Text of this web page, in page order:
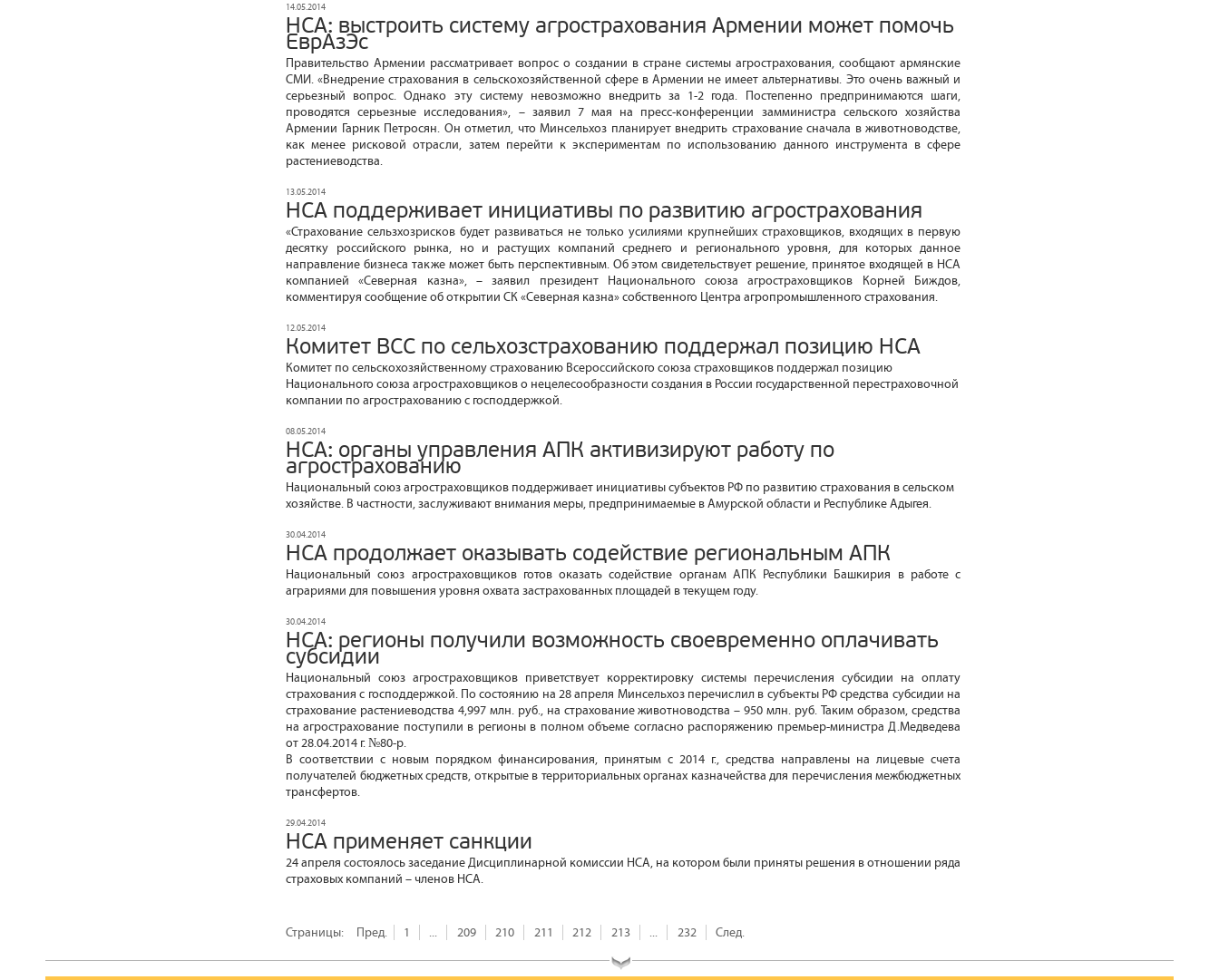
14.05.2014
НСА: выстроить систему агрострахования Армении может помочь
ЕврАзЭс
Правительство Армении рассматривает вопрос о создании в стране системы агрострахования, сообщают армянские
СМИ. «Внедрение страхования в сельскохозяйственной сфере в Армении не имеет альтернативы. Это очень важный и
серьезный вопрос. Однако эту систему невозможно внедрить за 1-2 года. Постепенно предпринимаются шаги,
проводятся серьезные исследования», – заявил 7 мая на пресс-конференции замминистра сельского хозяйства
Армении Гарник Петросян. Он отметил, что Минсельхоз планирует внедрить страхование сначала в животноводстве,
как менее рисковой отрасли, затем перейти к экспериментам по использованию данного инструмента в сфере
растениеводства.
13.05.2014
НСА поддерживает инициативы по развитию агрострахования
«Страхование сельзхозрисков будет развиваться не только усилиями крупнейших страховщиков, входящих в первую
десятку российского рынка, но и растущих компаний среднего и регионального уровня, для которых данное
направление бизнеса также может быть перспективным. Об этом свидетельствует решение, принятое входящей в НСА
компанией «Северная казна», – заявил президент Национального союза агростраховщиков Корней Биждов,
комментируя сообщение об открытии СК «Северная казна» собственного Центра агропромышленного страхования.
12.05.2014
Комитет ВСС по сельхозстрахованию поддержал позицию НСА
Комитет по сельскохозяйственному страхованию Всероссийского союза страховщиков поддержал позицию
Национального союза агростраховщиков о нецелесообразности создания в России государственной перестраховочной
компании по агрострахованию с господдержкой.
08.05.2014
НСА: органы управления АПК активизируют работу по
агрострахованию
Национальный союз агростраховщиков поддерживает инициативы субъектов РФ по развитию страхования в сельском
хозяйстве. В частности, заслуживают внимания меры, предпринимаемые в Амурской области и Республике Адыгея.
30.04.2014
НСА продолжает оказывать содействие региональным АПК
Национальный союз агростраховщиков готов оказать содействие органам АПК Республики Башкирия в работе с
аграриями для повышения уровня охвата застрахованных площадей в текущем году.
30.04.2014
НСА: регионы получили возможность своевременно оплачивать
субсидии
Национальный союз агростраховщиков приветствует корректировку системы перечисления субсидии на оплату
страхования с господдержкой. По состоянию на 28 апреля Минсельхоз перечислил в субъекты РФ средства субсидии на
страхование растениеводства 4,997 млн. руб., на страхование животноводства – 950 млн. руб. Таким образом, средства
на агрострахование поступили в регионы в полном объеме согласно распоряжению премьер-министра Д.Медведева
от 28.04.2014 г. №80-р.
В соответствии с новым порядком финансирования, принятым с 2014 г., cредства направлены на лицевые счета
получателей бюджетных средств, открытые в территориальных органах казначейства для перечисления межбюджетных
трансфертов.
29.04.2014
НСА применяет санкции
24 апреля состоялось заседание Дисциплинарной комиссии НСА, на котором были приняты решения в отношении ряда
страховых компаний – членов НСА.
Страницы: Пред. 1 ... 209 210 211 212 213 ... 232 След.